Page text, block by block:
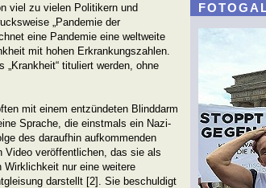
viel zu vielen Politikern und
„Pandemie der
eine Pandemie eine weltweite
mit hohen Erkrankungszahlen.
tituliert werden, ohne
mit einem entzündeten Blinddarm
Sprache, die einstmals ein Nazi-
des daraufhin aufkommenden
veröffentlichen, das sie als
Wirklichkeit nur eine weitere
darstellt [2]. Sie beschuldigt